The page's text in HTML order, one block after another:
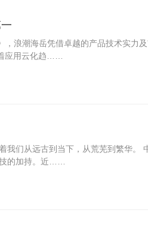
浪潮海岳凭借卓越的产品技术实力
应用云化趋……
我们从远古到当下，从荒芜到繁华。
技的加持。近……